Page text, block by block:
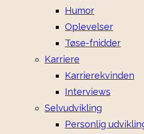
Humor
Oplevelser
Tøse-fnidder
Karriere
Karrierekvinden
Interviews
Selvudvikling
Personlig